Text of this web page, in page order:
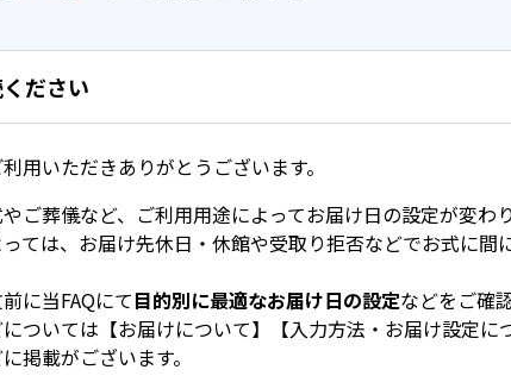
ださい
用いただきありがとうございます。
ご葬儀など、ご利用用途によってお届け日の設定が変わり
ては、お届け先休日・休館や受取り拒否などでお式に間
に当FAQにて目的別に最適なお届け日の設定などをご確
ついては【お届けについて】【入力方法・お届け設定に
掲載がございます。